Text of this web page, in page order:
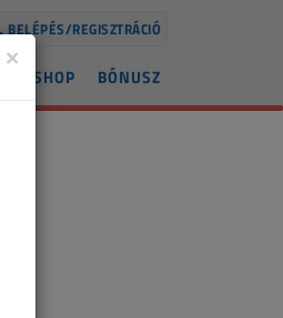
BELÉPÉS/REGISZTRÁCIÓ
BÓNUSZ
SHOP
×